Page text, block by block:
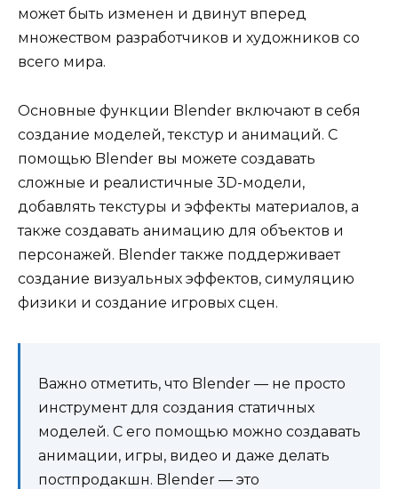
может быть изменен и двинут вперед
множеством разработчиков и художников со
всего мира.
Основные функции Blender включают в себя
создание моделей, текстур и анимаций. С
помощью Blender вы можете создавать
сложные и реалистичные 3D-модели,
добавлять текстуры и эффекты материалов, а
также создавать анимацию для объектов и
персонажей. Blender также поддерживает
создание визуальных эффектов, симуляцию
физики и создание игровых сцен.
Важно отметить, что Blender — не просто
инструмент для создания статичных
моделей. С его помощью можно создавать
анимации, игры, видео и даже делать
постпродакшн. Blender — это